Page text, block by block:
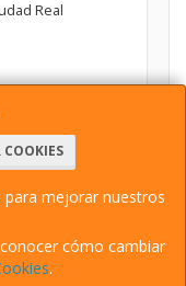
COOKIES
mejorar nuestros
cómo cambiar
.
Real
- Tfno: